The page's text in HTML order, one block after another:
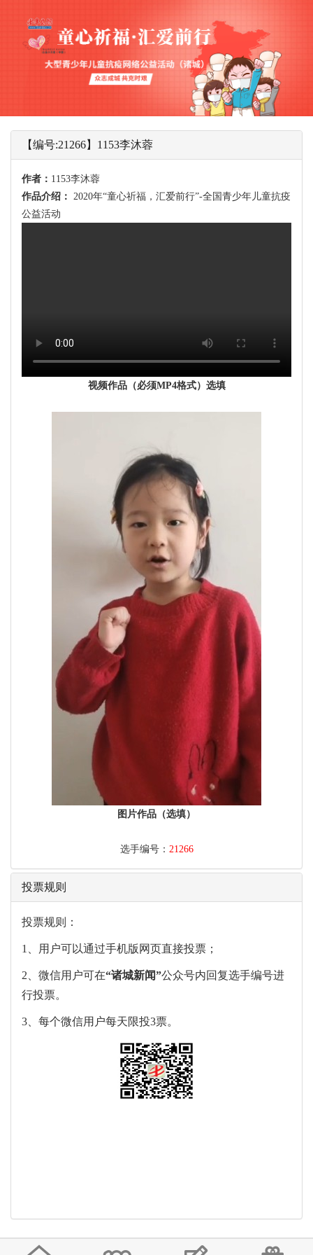
【编号:21266】1153李沐蓉
作者： 1153李沐蓉
作品介绍：
2020年“童心祈福，汇爱前行”-全国青少年儿童抗疫
公益活动
视频作品（必须MP4格式）选填
图片作品（选填）
选手编号： 21266
投票规则
投票规则：
1、用户可以通过手机版网页直接投票；
2、微信用户可在“诸城新闻”公众号内回复选手编号进
行投票。
3、每个微信用户每天限投3票。